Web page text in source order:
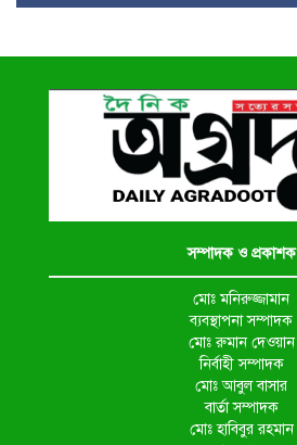
সম্পাদক ও প্রকাশক
মোঃ মনিরুজ্জামান
ব্যবস্থাপনা সম্পাদক
মোঃ রুমান দেওয়ান
নির্বাহী সম্পাদক
মোঃ আবুল বাসার
বার্তা সম্পাদক
মোঃ হাবিবুর রহমান